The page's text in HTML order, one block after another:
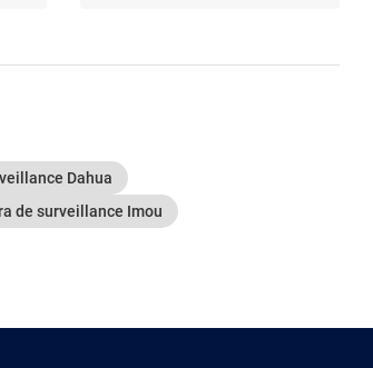
Dahua
de surveillance Imou